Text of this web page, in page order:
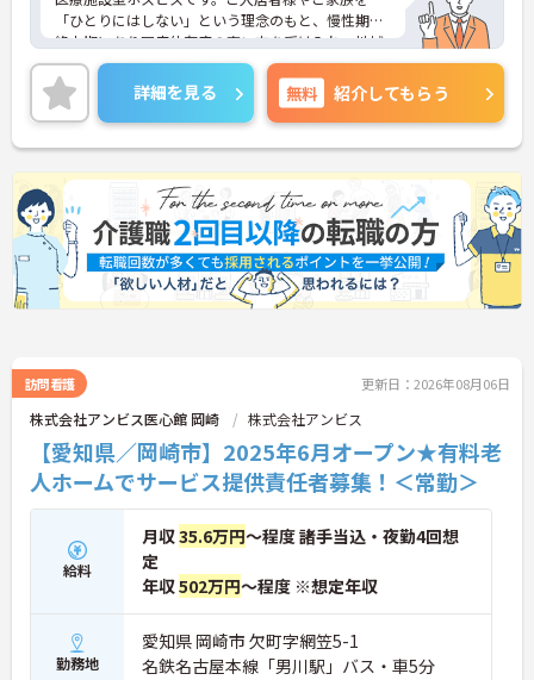
「ひとりにはしない」という理念のもと、慢性期や
終末期にあり医療依存度の高い方を受け入れ、地域
医療を支える社会的意義の高い事業を推進していま
す。現場には看護師が24時間常駐しています。急変
時の対応や医療行為は看護師が担当するため、初任
者研修や実務者研修の方も食事介助や入浴介助など
の生活を支えるケアに専念できる環境です。多職種
で情報を共有し、一人で判断を抱え込まないチーム
連携の体制がしっかりと整っています。働き方の面
では、夜勤明けの翌日が原則として公休となるほ
か、月平均の残業時間も5時間から7時間程度とかな
り少なめです。常勤スタッフの比率が90パーセント
を超えているため急な勤務変更が発生しにくく、あ
らかじめ決められた訪問予定表に沿って規則正しく
専門性を着実に深めていける環境が用意されていま
★おすすめPOINT★
＜個別ＯＪＴとチーム連携で着実に成長！＞
・入職後はお一人おひとりの習熟度に合わせた個別
のＯＪＴ研修を実施し、ｅラーニングを用いた学習
の機会も提供されます
・施設内には看護師が24時間常駐しており、急変時
の対応や専門的な医療処置は看護師が担当するため
負担が減ります
・介護スタッフと看護スタッフの比率が1対1で相談
しやすく、初任者研修や実務者研修からでも着実に
専門性を高められます
詳細を見る 無料 紹介してもらう
訪問看護 更新日：2026年08月06日
株式会社アンビス医心館 岡崎 株式会社アンビス
【愛知県／岡崎市】2025年6月オープン★有料老
人ホームでサービス提供責任者募集！＜常勤＞
給料
月収35.6万円～程度 諸手当込・夜勤4回想
定
年収502万円～程度 ※想定年収
勤務地
愛知県 岡崎市 欠町字網笠5-1
名鉄名古屋本線「男川駅」バス・車5分